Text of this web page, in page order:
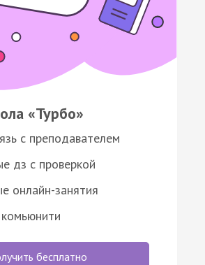
«Турбо»
с преподавателем
дз с проверкой
онлайн-занятия
бесплатно